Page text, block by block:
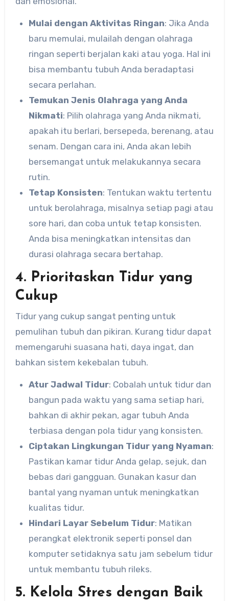
Mulai dengan Aktivitas Ringan: Jika Anda
baru memulai, mulailah dengan olahraga
ringan seperti berjalan kaki atau yoga. Hal ini
bisa membantu tubuh Anda beradaptasi
secara perlahan.
Temukan Jenis Olahraga yang Anda
Nikmati: Pilih olahraga yang Anda nikmati,
apakah itu berlari, bersepeda, berenang, atau
senam. Dengan cara ini, Anda akan lebih
bersemangat untuk melakukannya secara
rutin.
Tetap Konsisten: Tentukan waktu tertentu
untuk berolahraga, misalnya setiap pagi atau
sore hari, dan coba untuk tetap konsisten.
Anda bisa meningkatkan intensitas dan
durasi olahraga secara bertahap.
4. Prioritaskan Tidur yang
Cukup
Tidur yang cukup sangat penting untuk
pemulihan tubuh dan pikiran. Kurang tidur dapat
memengaruhi suasana hati, daya ingat, dan
bahkan sistem kekebalan tubuh.
Atur Jadwal Tidur: Cobalah untuk tidur dan
bangun pada waktu yang sama setiap hari,
bahkan di akhir pekan, agar tubuh Anda
terbiasa dengan pola tidur yang konsisten.
Ciptakan Lingkungan Tidur yang Nyaman:
Pastikan kamar tidur Anda gelap, sejuk, dan
bebas dari gangguan. Gunakan kasur dan
bantal yang nyaman untuk meningkatkan
kualitas tidur.
Hindari Layar Sebelum Tidur: Matikan
perangkat elektronik seperti ponsel dan
komputer setidaknya satu jam sebelum tidur
untuk membantu tubuh rileks.
5. Kelola Stres dengan Baik